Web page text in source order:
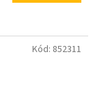
Kód: 852311